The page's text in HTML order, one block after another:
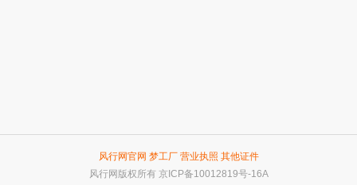
风行网官网 梦工厂 营业执照 其他证件
风行网版权所有 京ICP备10012819号-16A